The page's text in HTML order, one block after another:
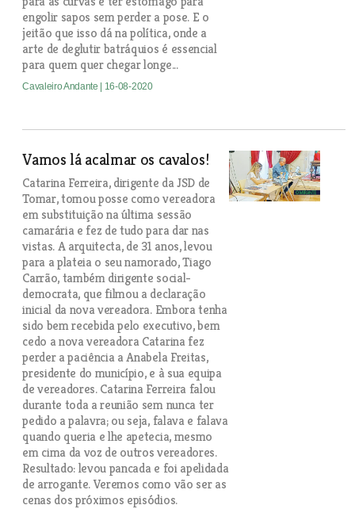
engolir sapos sem perder a pose. E o
jeitão que isso dá na política, onde a
arte de deglutir batráquios é essencial
para quem quer chegar longe...
Cavaleiro Andante | 16-08-2020
Vamos lá acalmar os cavalos!
Catarina Ferreira, dirigente da JSD de
Tomar, tomou posse como vereadora
em substituição na última sessão
camarária e fez de tudo para dar nas
vistas. A arquitecta, de 31 anos, levou
para a plateia o seu namorado, Tiago
Carrão, também dirigente social-
democrata, que filmou a declaração
inicial da nova vereadora. Embora tenha
sido bem recebida pelo executivo, bem
cedo a nova vereadora Catarina fez
perder a paciência a Anabela Freitas,
presidente do município, e à sua equipa
de vereadores. Catarina Ferreira falou
durante toda a reunião sem nunca ter
pedido a palavra; ou seja, falava e falava
quando queria e lhe apetecia, mesmo
em cima da voz de outros vereadores.
Resultado: levou pancada e foi apelidada
de arrogante. Veremos como vão ser as
cenas dos próximos episódios.